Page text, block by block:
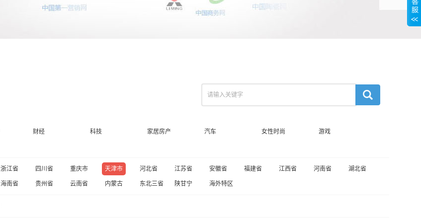
财经 科技 家居房产 汽车 女性时尚 游戏
浙江省 四川省 重庆市 天津市 河北省 江苏省 安徽省 福建省 江西省 河南省 湖北省
海南省 贵州省 云南省 内蒙古 东北三省 陕甘宁 海外特区